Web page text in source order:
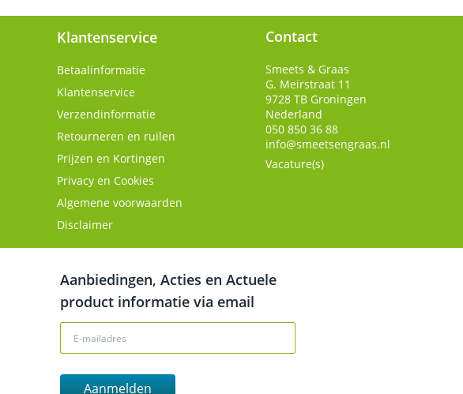
Klantenservice
Betaalinformatie
Klantenservice
Verzendinformatie
Retourneren en ruilen
Prijzen en Kortingen
Privacy en Cookies
Algemene voorwaarden
Disclaimer
Contact
Smeets & Graas
G. Meirstraat 11
9728 TB Groningen
Nederland
050 850 36 88
info@smeetsengraas.nl
Vacature(s)
Aanbiedingen, Acties en Actuele
product informatie via email
Aanmelden